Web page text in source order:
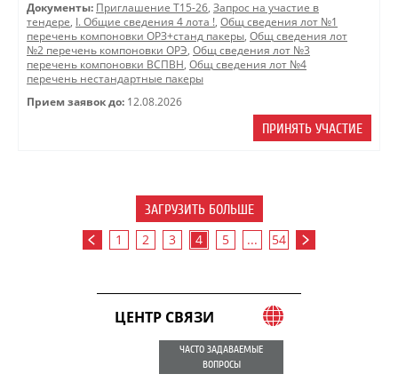
Документы: Приглашение Т15-26, Запрос на участие в
тендере, I. Общие сведения 4 лота !, Общ сведения лот №1
перечень компоновки ОРЗ+станд пакеры, Общ сведения лот
№2 перечень компоновки ОРЭ, Общ сведения лот №3
перечень компоновки ВСПВН, Общ сведения лот №4
перечень нестандартные пакеры
Прием заявок до: 12.08.2026
ПРИНЯТЬ УЧАСТИЕ
ЗАГРУЗИТЬ БОЛЬШЕ
1 2 3 4 5 ... 54
ЦЕНТР СВЯЗИ
ЧАСТО ЗАДАВАЕМЫЕ
ВОПРОСЫ